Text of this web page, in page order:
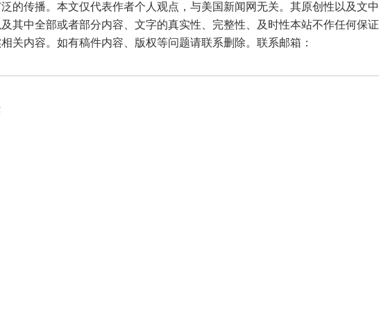
传播。本文仅代表作者个人观点，与美国新闻网无关。其原创性以及文中
其中全部或者部分内容、文字的真实性、完整性、及时性本站不作任何保证
关内容。如有稿件内容、版权等问题请联系删除。联系邮箱：